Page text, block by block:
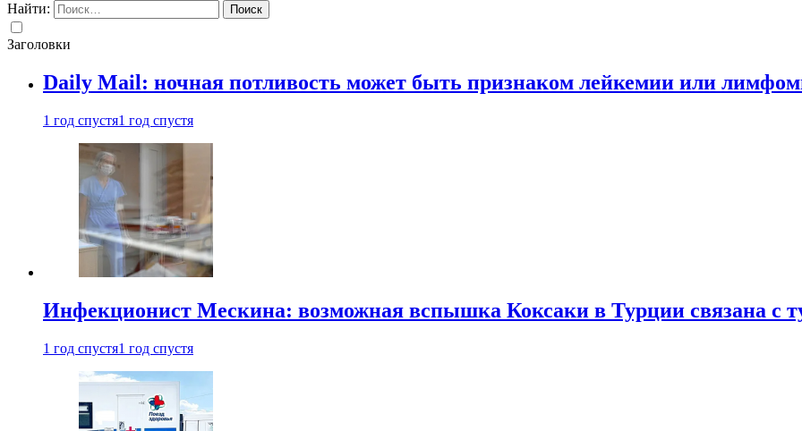
Найти:
Заголовки
Daily Mail: ночная потливость может быть признаком лейкемии или
1 год спустя1 год спустя
Инфекционист Мескина: возможная вспышка Коксаки в Турции связана с
1 год спустя1 год спустя